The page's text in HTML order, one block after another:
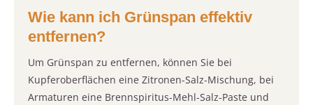
Wie kann ich Grünspan effektiv
entfernen?
Um Grünspan zu entfernen, können Sie bei
Kupferoberflächen eine Zitronen-Salz-Mischung, bei
Armaturen eine Brennspiritus-Mehl-Salz-Paste und